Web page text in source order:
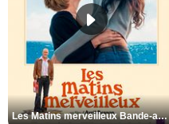
Les Matins merveilleux Bande-annonce VF